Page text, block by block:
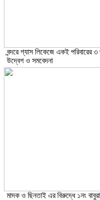
বন্দরে গ্যাস লিকেজে একই
উদ্বেগ ও সমবেদনা
মাদক ও ছিনতাই এর বিরুদ্ধে ১নং